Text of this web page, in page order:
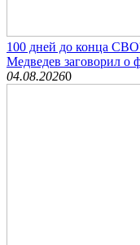
100 дней до конца
Медведев заговорил о
04.08.20260